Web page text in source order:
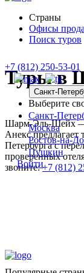
Страны
Офисы
Поиск туров
+7 (812) 250-53-01
Санкт-
Выберите
Санкт-
Москва
Ростов-на-
Пушкин
Войти
Туры в
Шарм-Эль-Шейх —
Анекс
Петербурга с
проверенных
звоните:+7 (812)